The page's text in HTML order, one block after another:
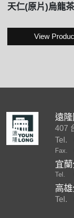
天仁(原片)烏龍
View
遠
407
Tel.
Fax.
宜
Tel.
高
Tel.